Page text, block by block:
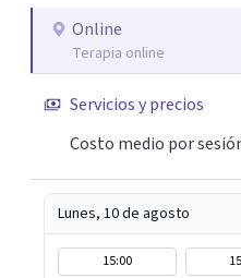
Puedes reservar tu primera
perfil.
Online
Terapia online
Servicios y precios
Costo medio por
Lunes, 10 de agosto
15:00